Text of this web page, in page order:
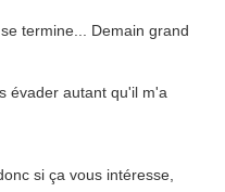
termine... Demain grand
évader autant qu'il m'a
si ça vous intéresse,